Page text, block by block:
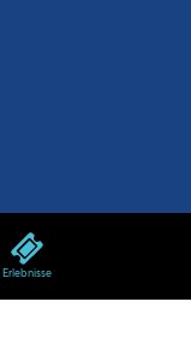
Erlebnisse